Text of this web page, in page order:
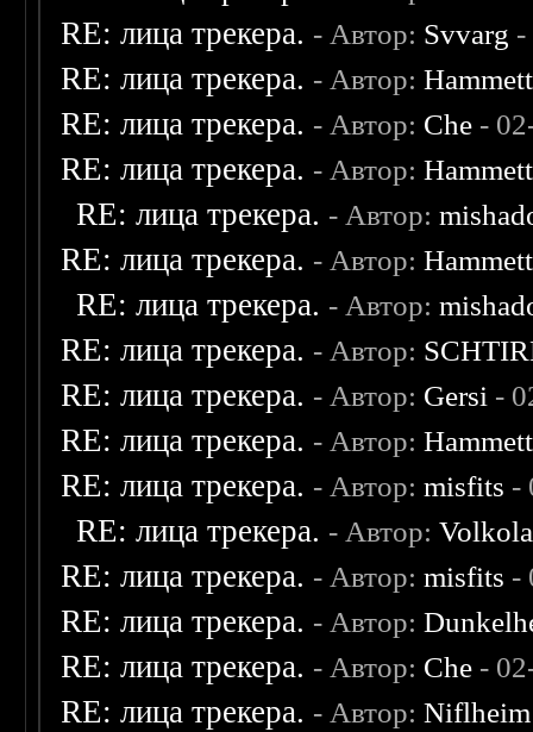
RE: лица трекера. - Автор: Svvarg -
RE: лица трекера. - Автор:Hammett
RE: лица трекера. - Автор: Che -
RE: лица трекера. - Автор:Hammett
RE: лица трекера. - Автор:
RE: лица трекера. - Автор:Hammett
RE: лица трекера. - Автор:
RE: лица трекера. - Автор:
RE: лица трекера. - Автор: Gersi -
RE: лица трекера. - Автор:Hammett
RE: лица трекера. - Автор:misfits -
RE: лица трекера. - Автор:
RE: лица трекера. - Автор:misfits -
RE: лица трекера. - Автор:
RE: лица трекера. - Автор: Che -
RE: лица трекера. - Автор:Niflheim